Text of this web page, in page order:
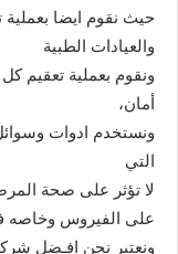
حيث نقوم ايضا
والعيادات الطبية
ونقوم بعملية تعقيم
أمان،
ونستخدم ادوات
التي
لا تؤثر على صحة
على الفيروس وخاصه
ونعتبر نحن افـضل